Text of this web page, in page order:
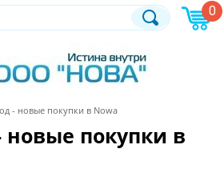
+7 (495) 120-44-81
- новые покупки в Nowa
покупки в
0